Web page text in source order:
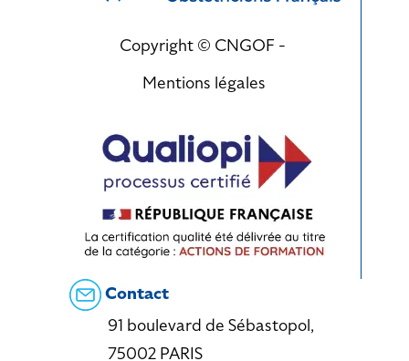
Copyright © CNGOF -
Mentions légales
Contact
91 boulevard de Sébastopol,
75002 PARIS